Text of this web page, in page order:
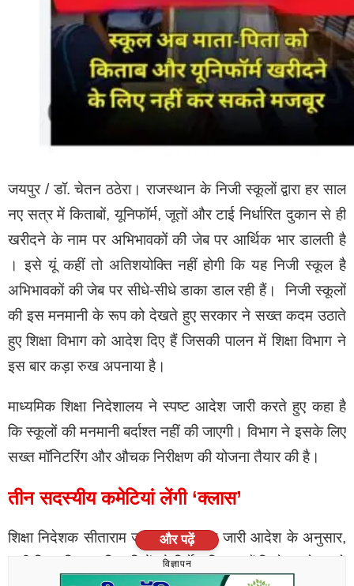
जयपुर / डॉ. चेतन ठठेरा। राजस्थान के निजी स्कूलों द्वारा हर साल
नए सत्र में किताबों, यूनिफॉर्म, जूतों और टाई निर्धारित दुकान से ही
खरीदने के नाम पर अभिभावकों की जेब पर आर्थिक भार डालती है
।‌ इसे यूं कहीं तो अतिशयोक्ति नहीं होगी कि यह निजी स्कूल है
अभिभावकों की जेब पर सीधे-सीधे डाका डाल रही हैं। ‌ निजी स्कूलों
की इस मनमानी के रूप को देखते हुए सरकार ने सख्त कदम उठाते
हुए शिक्षा विभाग को आदेश दिए हैं जिसकी पालन में शिक्षा विभाग ने
इस बार कड़ा रुख अपनाया है।
माध्यमिक शिक्षा निदेशालय ने स्पष्ट आदेश जारी करते हुए कहा है
कि स्कूलों की मनमानी बर्दाश्त नहीं की जाएगी। विभाग ने इसके लिए
सख्त मॉनिटरिंग और औचक निरीक्षण की योजना तैयार की है।
तीन सदस्यीय कमेटियां लेंगी ‘क्लास’
शिक्षा निदेशक सीताराम जाट (IAS) द्वारा जारी आदेश के अनुसार,
सभी जिला शिक्षा अधिकारियों को निर्देश दिए गए हैं कि वे अपने-अपने
और पढ़ें
विज्ञापन